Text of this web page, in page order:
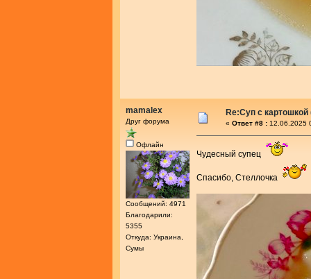
mamalex
Друг форума
Офлайн
Сообщений: 4971
Благодарили:
5355
Откуда: Украина,
Сумы
Re:Суп с
« Ответ #8 : 12.06.2025
Чудесный супец
Спасибо, Стеллочка